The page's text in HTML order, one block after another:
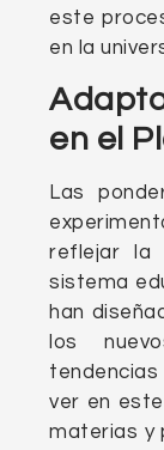
este
en la
en el
Las
reflejar la
sistema
han
los
tendencias
ver en
materias y